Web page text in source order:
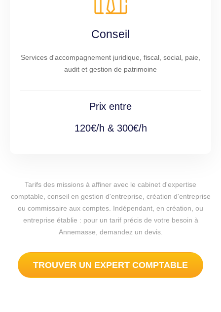
Conseil
Services d'accompagnement juridique, fiscal, social, paie,
audit et gestion de patrimoine
Prix entre
120€/h & 300€/h
Tarifs des missions à affiner avec le cabinet d'expertise
comptable, conseil en gestion d'entreprise, création d'entreprise
ou commissaire aux comptes. Indépendant, en création, ou
entreprise établie : pour un tarif précis de votre besoin à
Annemasse, demandez un devis.
TROUVER UN EXPERT COMPTABLE